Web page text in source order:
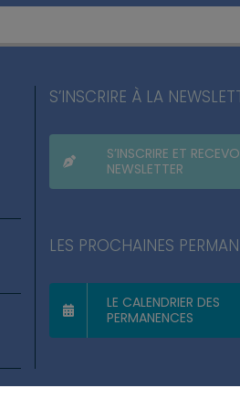
S’INSCRIRE À LA
S’INSCRIRE ET
NEWSLETTER
LES PROCHAINES
LE CALENDRIER DES
PERMANENCES